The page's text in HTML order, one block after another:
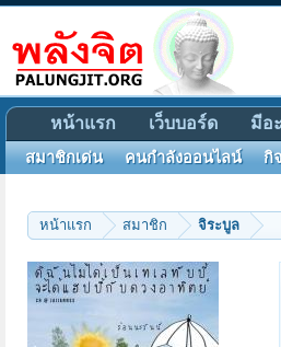
หน้าแรก สมาชิก จิระบูล
หน้าแรก เว็บบอร์ด มีอ
สมาชิกเด่น คนกำลังออนไลน์ กิ